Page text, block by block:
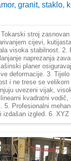
granit, staklo,
stroj zasnovan
cijevi,
visoka stabilnost. 2.
naprezanja
planer
deformacije. 3. Tijelo
i ne trese se velikom
uvezeni vijak,
kvadratni vodič,
5. Profesionalni
izdašan izgled. 6. XYZ